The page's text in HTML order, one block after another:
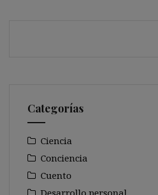
Categorías
Ciencia
Conciencia
Cuento
Desarrollo personal